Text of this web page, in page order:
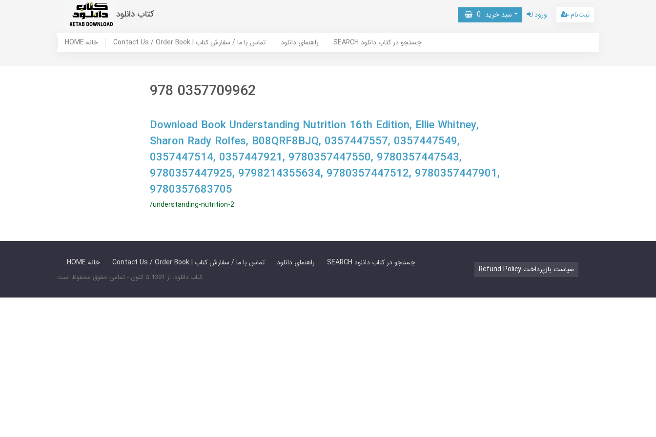
کتاب دانلود سبد خرید 0 ورود ثبت‌نام
HOME خانه Contact Us / Order Book | تماس با ما / سفارش کتاب راهنمای دانلود SEARCH جستجو در کتاب دانلود
978 0357709962
Download Book Understanding Nutrition 16th Edition, Ellie Whitney,
Sharon Rady Rolfes, B08QRF8BJQ, 0357447557, 0357447549,
0357447514, 0357447921, 9780357447550, 9780357447543,
9780357447925, 9798214355634, 9780357447512, 9780357447901,
9780357683705
/understanding-nutrition-2
HOME خانه Contact Us / Order Book | تماس با ما / سفارش کتاب راهنمای دانلود SEARCH جستجو در کتاب دانلود
کتاب دانلود: از 1391 تا کنون - تمامی حقوق محفوظ است
Refund Policy سیاست بازپرداخت